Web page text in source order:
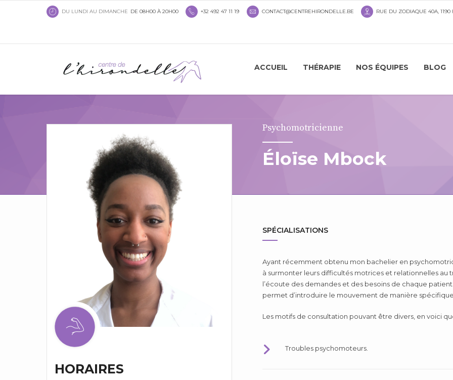
DU LUNDI AU DIMANCHE DE 08H00 À 20H00 +32 492 47 11 19 CONTACT@CENTREHIRONDELLE.BE RUE DU ZODIAQUE 40A, 1190
ACCUEIL THÉRAPIE NOS ÉQUIPES BLOG
Psychomotricienne
Éloïse Mbock
HORAIRES
SPÉCIALISATIONS
Ayant récemment obtenu mon bachelier en
à surmonter leurs difficultés motrices et relationnelles au
l’écoute des demandes et des besoins de chaque
permet d’introduire le mouvement de manière
Les motifs de consultation pouvant être divers, en voici
Troubles psychomoteurs.